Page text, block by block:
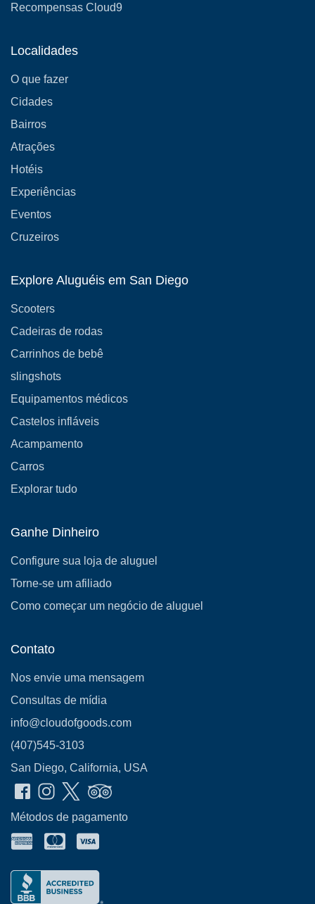
Recompensas Cloud9
Localidades
O que fazer
Cidades
Bairros
Atrações
Hotéis
Experiências
Eventos
Cruzeiros
Explore Aluguéis em San Diego
Scooters
Cadeiras de rodas
Carrinhos de bebê
slingshots
Equipamentos médicos
Castelos infláveis
Acampamento
Carros
Explorar tudo
Ganhe Dinheiro
Configure sua loja de aluguel
Torne-se um afiliado
Como começar um negócio de aluguel
Contato
Nos envie uma mensagem
Consultas de mídia
info@cloudofgoods.com
(407)545-3103
San Diego, California, USA
Métodos de pagamento